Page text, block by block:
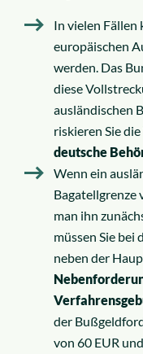
In vielen Fällen
europäischen
werden. Das
diese
ausländischen
riskieren Sie die
deutsche
Wenn ein
Bagatellgrenze
man ihn
müssen Sie bei
neben der
der
von 60 EUR